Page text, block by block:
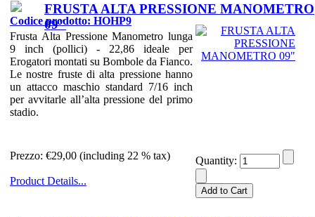
FRUSTA ALTA PRESSIONE MANOMETRO
09"
Codice prodotto: HOHP9
Frusta Alta Pressione Manometro lunga
9 inch (pollici) - 22,86 ideale per
Erogatori montati su Bombole da Fianco.
Le nostre fruste di alta pressione hanno
un attacco maschio standard 7/16 inch
per avvitarle all’alta pressione del primo
stadio.
Prezzo: €29,00 (including 22 % tax)
Product Details...
Quantity: